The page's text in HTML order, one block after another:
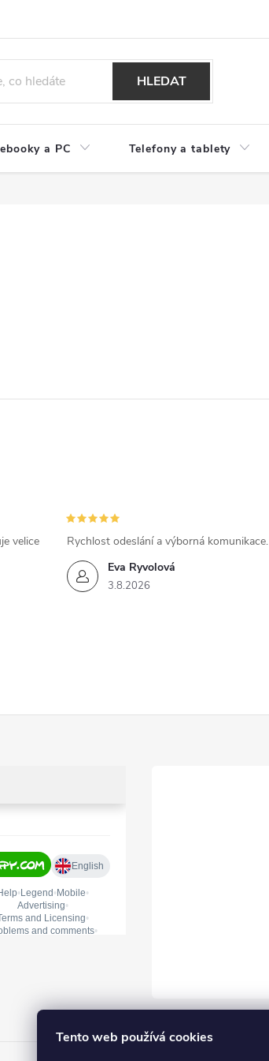
Tento web používá cookies
HLEDAT
a PC Telefony a tablety
velice
Eva Ryvolová
3.8.2026
Rychlost odeslání a výborná komunikace.